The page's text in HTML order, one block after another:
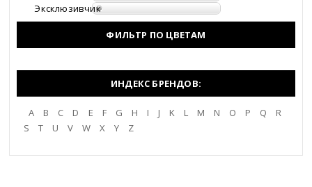
Эксклюзивчик
ФИЛЬТР ПО ЦВЕТАМ
ИНДЕКС БРЕНДОВ:
A B C D E F G H I J K L M N O P Q
R
S
T U V W X Y Z